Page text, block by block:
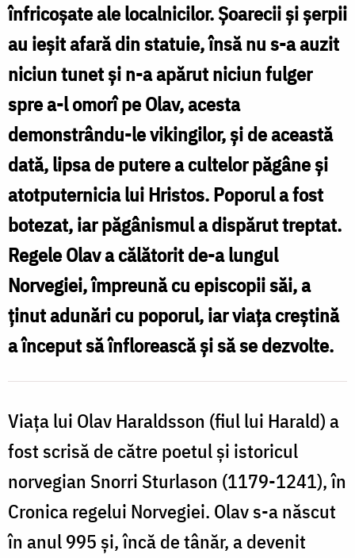
înfricoșate ale localnicilor. Șoarecii și șerpii
au ieșit afară din statuie, însă nu s-a auzit
niciun tunet și n-a apărut niciun fulger
spre a-l omorî pe Olav, acesta
demonstrându-le vikingilor, și de această
dată, lipsa de putere a cultelor păgâne și
atotputernicia lui Hristos. Poporul a fost
botezat, iar păgânismul a dispărut treptat.
Regele Olav a călătorit de-a lungul
Norvegiei, împreună cu episcopii săi, a
ținut adunări cu poporul, iar viața creștină
a început să înflorească și să se dezvolte.
Viața lui Olav Haraldsson (fiul lui Harald) a
fost scrisă de către poetul și istoricul
norvegian Snorri Sturlason (1179-1241), în
Cronica regelui Norvegiei. Olav s-a născut
în anul 995 și, încă de tânăr, a devenit